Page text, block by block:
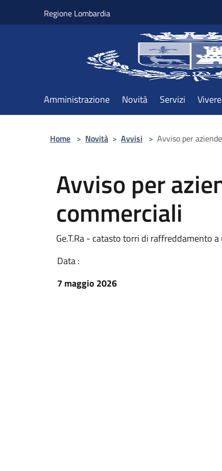
Regione Lombardia
Amministrazione Novità Servizi
Home > Novità > Avvisi > Avviso per
Avviso per
commerciali
Ge.T.Ra - catasto torri di raffreddamento
Data :
7 maggio 2026